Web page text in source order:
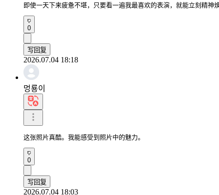
即使一天下来疲惫不堪，只要看一遍我最喜欢的表演，就能立刻精神
0
写回复
2026.07.04 18:18
멍룡이
这张照片真酷。我能感受到照片中的魅力。
0
写回复
2026.07.04 18:03